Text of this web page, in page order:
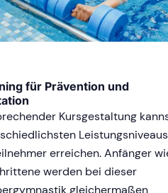
für Prävention und
Kursgestaltung
Leistungsniveaus
erreichen. Anfänger
werden bei dieser
gleichermaßen